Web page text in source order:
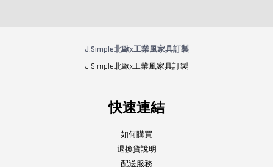
加入購物車
J.Simple北歐x工業風家具訂製
J.Simple北歐x工業風家具訂製
快速連結
如何購買
退換貨說明
配送服務